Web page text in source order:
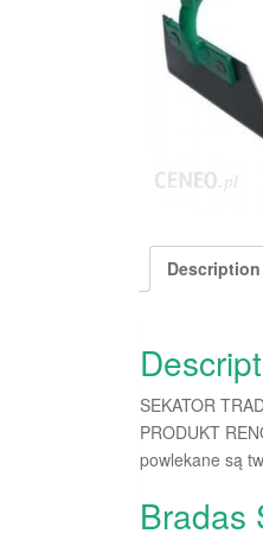
Description
SEKATOR
PRODUKT
powlekane są
Bradas